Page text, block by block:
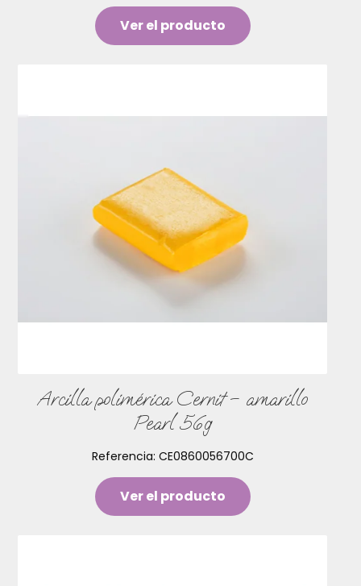
Ver el producto
Arcilla polimérica Cernit – amarillo
Pearl 56g
Referencia: CE0860056700C
Ver el producto